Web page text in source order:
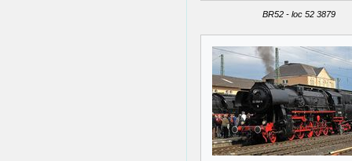
BR52 - loc 52 3879